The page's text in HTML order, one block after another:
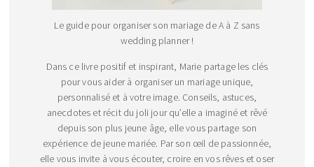
Le guide pour organiser son mariage de A à Z sans
wedding planner !
Dans ce livre positif et inspirant, Marie partage les clés
pour vous aider à organiser un mariage unique,
personnalisé et à votre image. Conseils, astuces,
anecdotes et récit du joli jour qu’elle a imaginé et rêvé
depuis son plus jeune âge, elle vous partage son
expérience de jeune mariée. Par son œil de passionnée,
elle vous invite à vous écouter, croire en vos rêves et oser